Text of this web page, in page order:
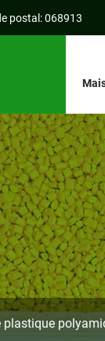
postal: 068913
plastique